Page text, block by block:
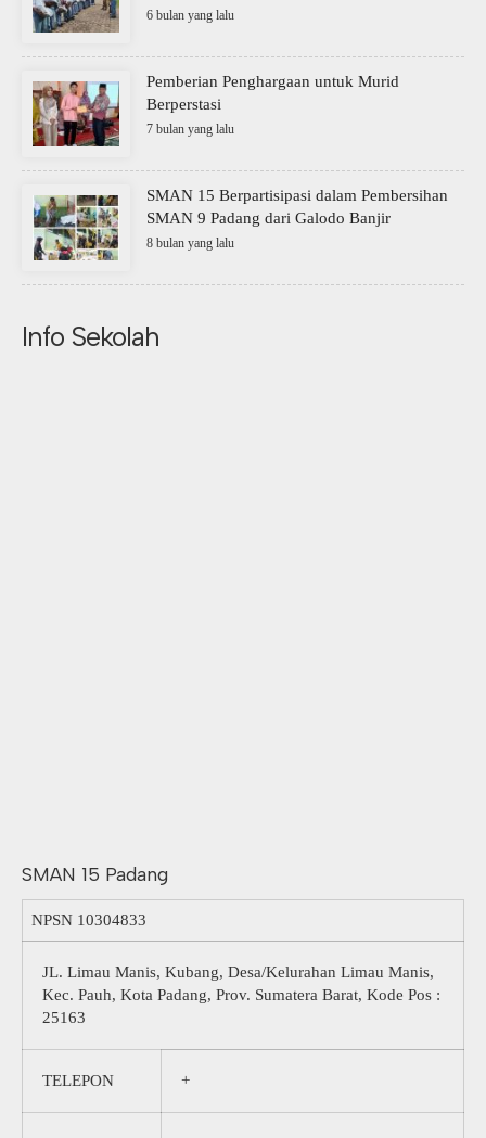
6 bulan yang lalu
Pemberian Penghargaan untuk Murid
Berperstasi
7 bulan yang lalu
SMAN 15 Berpartisipasi dalam Pembersihan
SMAN 9 Padang dari Galodo Banjir
8 bulan yang lalu
Info Sekolah
SMAN 15 Padang
NPSN 10304833
JL. Limau Manis, Kubang, Desa/Kelurahan Limau Manis,
Kec. Pauh, Kota Padang, Prov. Sumatera Barat, Kode Pos :
25163
TELEPON +